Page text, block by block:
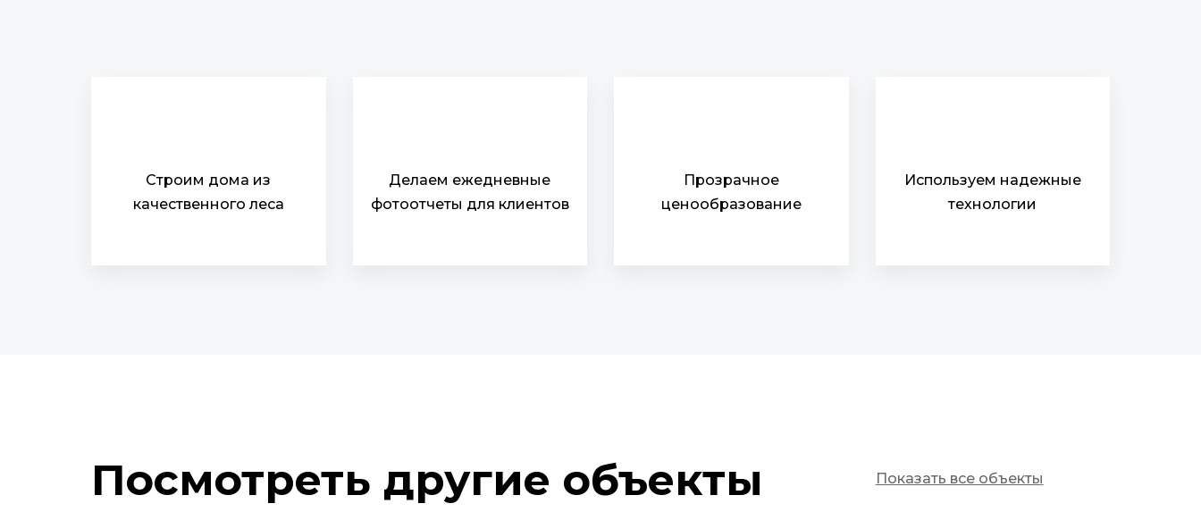
Строим дома из
качественного леса
Делаем ежедневные
фотоотчеты для клиентов
Прозрачное
ценообразование
Используем надежные
технологии
Посмотреть другие объекты Показать все объекты